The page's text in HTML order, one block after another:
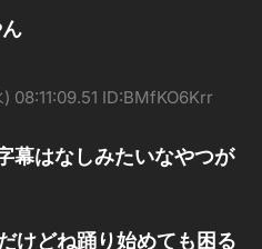
08:11:09.51 ID:BMfKO6Krr
幕はなしみたいなやつが
けどね踊り始めても困る